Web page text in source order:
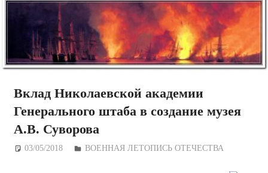
Вклад Николаевской академии
Генерального штаба в создание музея
А.В. Суворова
03/05/2018 Дежурный по Редакции
ВОЕННАЯ ЛЕТОПИСЬ ОТЕЧЕСТВА